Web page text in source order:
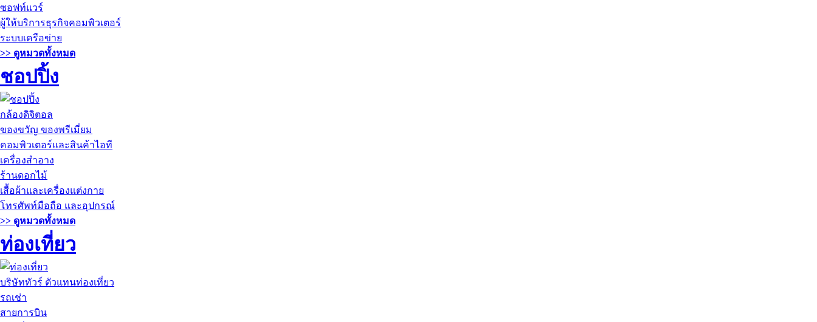
ซอฟท์แวร์
ผู้ให้บริการธุรกิจคอมพิวเตอร์
ระบบเครือข่าย
>> ดูหมวดทั้งหมด
ชอปปิ้ง
กล้องดิจิตอล
ของขวัญ ของพรีเมี่ยม
คอมพิวเตอร์และสินค้าไอที
เครื่องสำอาง
ร้านดอกไม้
เสื้อผ้าและเครื่องแต่งกาย
โทรศัพท์มือถือ และอุปกรณ์
>> ดูหมวดทั้งหมด
ท่องเที่ยว
บริษัททัวร์ ตัวแทนท่องเที่ยว
รถเช่า
สายการบิน